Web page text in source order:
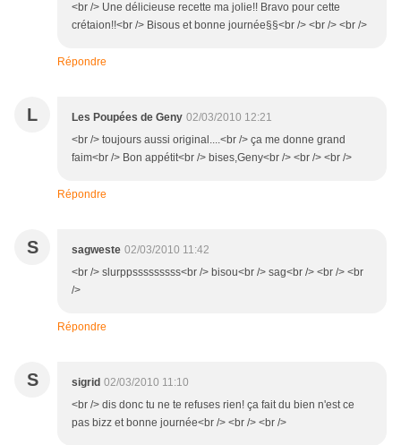
<br /> Une délicieuse recette ma jolie!! Bravo pour cette
crétaion!!<br /> Bisous et bonne journée§§<br /> <br /> <br />
Répondre
L Les Poupées de Geny 02/03/2010 12:21
<br /> toujours aussi original....<br /> ça me donne grand
faim<br /> Bon appétit<br /> bises,Geny<br /> <br /> <br />
Répondre
S sagweste 02/03/2010 11:42
<br /> slurppsssssssss<br /> bisou<br /> sag<br /> <br /> <br
/>
Répondre
S sigrid 02/03/2010 11:10
<br /> dis donc tu ne te refuses rien! ça fait du bien n'est ce
pas bizz et bonne journée<br /> <br /> <br />